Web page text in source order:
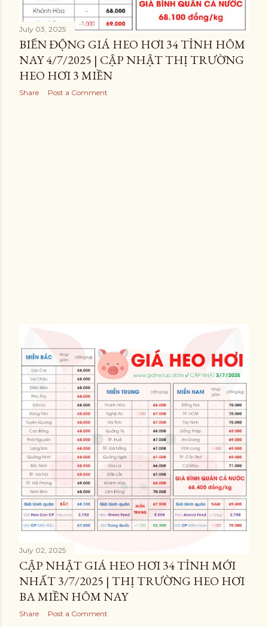
July 03, 2025
BIẾN ĐỘNG GIÁ HEO HƠI 34 TỈNH HÔM
NAY 4/7/2025 | CẬP NHẬT THỊ TRƯỜNG
HEO HƠI 3 MIỀN
Share Post a Comment
July 02, 2025
CẬP NHẬT GIÁ HEO HƠI 34 TỈNH MỚI
NHẤT 3/7/2025 | THỊ TRƯỜNG HEO HƠI
BA MIỀN HÔM NAY
Share Post a Comment